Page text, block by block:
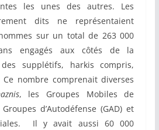
les unes des autres. Les
dits ne représentaient
sur un total de 263 000
engagés aux côtés de la
supplétifs, harkis compris,
Ce nombre comprenait diverses
, les Groupes Mobiles de
d’Autodéfense (GAD) et
Il y avait aussi 60 000